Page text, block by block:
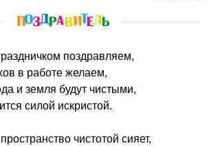
поздравляем,
в работе желаем,
и земля будут чистыми,
силой искристой.
чистотой сияет,